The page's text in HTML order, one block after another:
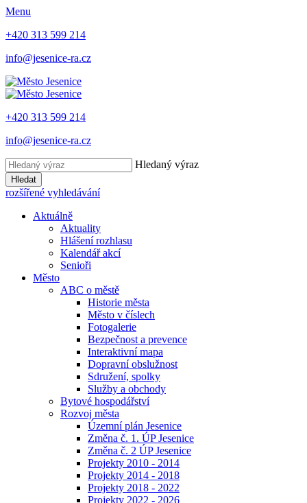
Menu
+420 313 599 214
info@jesenice-ra.cz
+420 313 599 214
info@jesenice-ra.cz
Hledaný výraz
Hledat
rozšířené vyhledávání
Aktuálně
Aktuality
Hlášení rozhlasu
Kalendář akcí
Senioři
Město
ABC o městě
Historie města
Město v číslech
Fotogalerie
Bezpečnost a prevence
Interaktivní mapa
Dopravní obslužnost
Sdružení, spolky
Služby a obchody
Bytové hospodářství
Rozvoj města
Územní plán Jesenice
Změna č. 1. ÚP Jesenice
Změna č. 2 ÚP Jesenice
Projekty 2010 - 2014
Projekty 2014 - 2018
Projekty 2018 - 2022
Projekty 2022 - 2026